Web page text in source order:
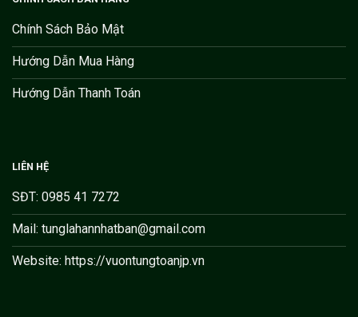
Chính Sách Bảo Mật
Hướng Dẫn Mua Hàng
Hướng Dẫn Thanh Toán
LIÊN HỆ
SĐT: 0985 41 7272
Mail: tunglahannhatban@gmail.com
Website: https://vuontungtoanjp.vn